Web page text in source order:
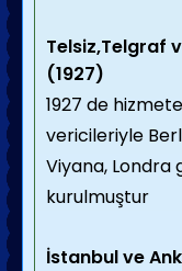
Telsiz,Telgraf
(1927)
1927 de
vericileriyle
Viyana, Londra
kurulmuştur
İstanbul ve